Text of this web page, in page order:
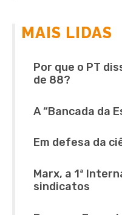
MAIS LIDAS
Por que o PT
de 88?
A “Bancada da
Em defesa da
Marx, a 1ª
sindicatos